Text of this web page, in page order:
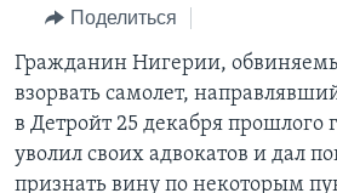
Перейти
поиск
ПОЧЕМУ ЭТО ВАЖНО?
ДИСКУССИЯ VOA
ДЕТАЛИ
НЬЮ-ЙОРК NEW YORK
А КАК В АМЕРИКЕ?
АРТЕФАКТЫ
АМЕРИКАНСКИЕ ГОРОДКИ
ТЕСТЫ
ФАКТЫ ПРОТИВ ФЕЙКОВ
ЗА СВОБОДУ ПРЕССЫ
УЧИМ АНГЛИЙСКИЙ
ВИДЕО
Поделиться
Гражданин Нигерии,
взорвать самолет,
в Детройт 25 декабря прошлого
уволил своих адвокатов и дал
признать вину по некоторым